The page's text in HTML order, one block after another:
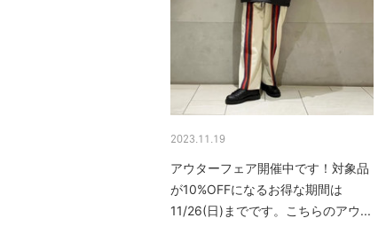
2023.11.19
アウターフェア開催中です！対象品
が10%OFFになるお得な期間は
11/26(日)までです。こちらのアウ...